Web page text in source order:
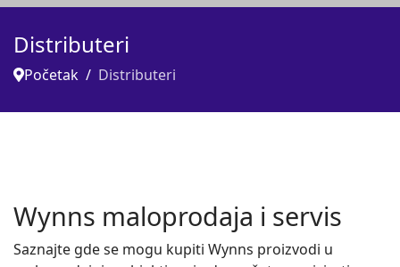
Distributeri
Početak Distributeri
Wynns maloprodaja i servis
Saznajte gde se mogu kupiti Wynns proizvodi u